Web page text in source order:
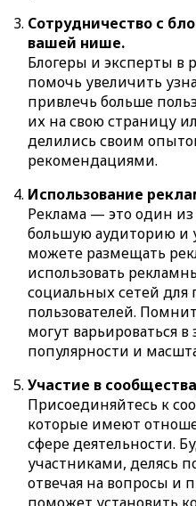
Сотрудничество с
вашей нише.
Блогеры и эксперты в
помочь увеличить
привлечь больше
их на свою страницу
делились своим
рекомендациями.
Использование
Реклама — это один из
большую аудиторию и
можете размещать
использовать
социальных сетей
пользователей.
могут варьироваться
популярности и
Участие в
Присоединяйтесь к
которые имеют
сфере деятельности.
участниками, делясь
отвечая на вопросы и